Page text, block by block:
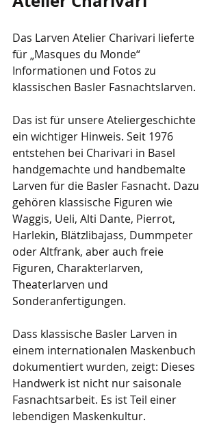
Das Larven Atelier Charivari lieferte
für „Masques du Monde“
Informationen und Fotos zu
klassischen Basler Fasnachtslarven.
Das ist für unsere Ateliergeschichte
ein wichtiger Hinweis. Seit 1976
entstehen bei Charivari in Basel
handgemachte und handbemalte
Larven für die Basler Fasnacht. Dazu
gehören klassische Figuren wie
Waggis, Ueli, Alti Dante, Pierrot,
Harlekin, Blätzlibajass, Dummpeter
oder Altfrank, aber auch freie
Figuren, Charakterlarven,
Theaterlarven und
Sonderanfertigungen.
Dass klassische Basler Larven in
einem internationalen Maskenbuch
dokumentiert wurden, zeigt: Dieses
Handwerk ist nicht nur saisonale
Fasnachtsarbeit. Es ist Teil einer
lebendigen Maskenkultur.